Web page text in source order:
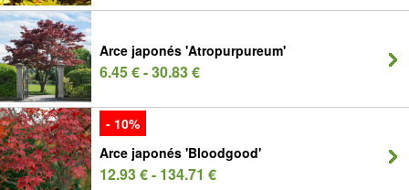
Arce japonés 'Atropurpureum'
6.45 € - 30.83 €
- 10%
Arce japonés 'Bloodgood'
12.93 € - 134.71 €